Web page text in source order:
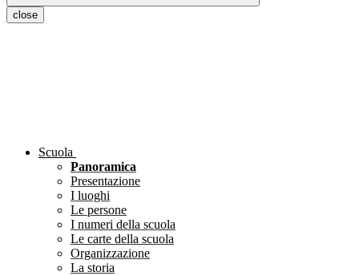
close
Scuola
Panoramica
Presentazione
I luoghi
Le persone
I numeri della scuola
Le carte della scuola
Organizzazione
La storia